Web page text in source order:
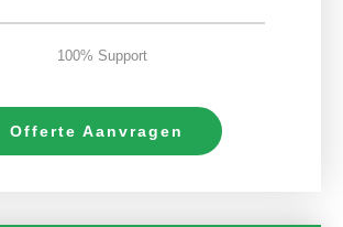
100% Support
Offerte Aanvragen